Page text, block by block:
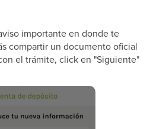
importante en donde te
compartir un documento oficial
el trámite, click en "Siguiente"